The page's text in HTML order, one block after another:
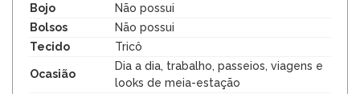
Bojo
Não possui
Bolsos
Não possui
Tecido
Tricô
Ocasião
Dia a dia, trabalho, passeios, viagens e
looks de meia-estação